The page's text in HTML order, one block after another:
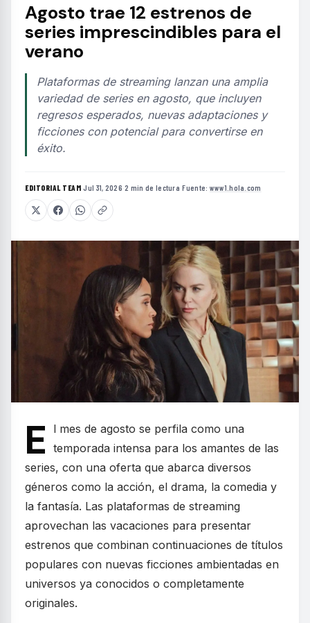
Agosto trae 12 estrenos de
series imprescindibles para el
verano
Plataformas de streaming lanzan una amplia
variedad de series en agosto, que incluyen
regresos esperados, nuevas adaptaciones y
ficciones con potencial para convertirse en
éxito.
EDITORIAL TEAM·Jul 31, 2026·2 min de lectura·Fuente: www1.hola.com
E
l mes de agosto se perfila como una
temporada intensa para los amantes de las
series, con una oferta que abarca diversos
géneros como la acción, el drama, la comedia y
la fantasía. Las plataformas de streaming
aprovechan las vacaciones para presentar
estrenos que combinan continuaciones de títulos
populares con nuevas ficciones ambientadas en
universos ya conocidos o completamente
originales.